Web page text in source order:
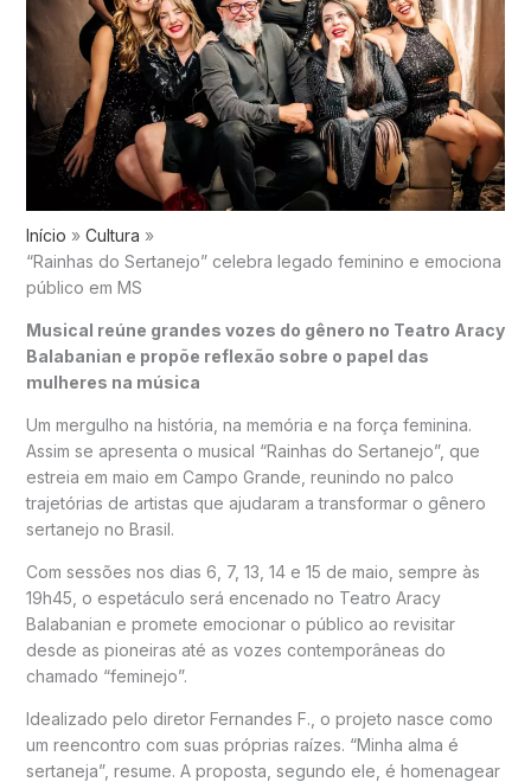
Início
Cultura
“Rainhas do Sertanejo” celebra legado feminino e emociona
público em MS
Musical reúne grandes vozes do gênero no Teatro Aracy
Balabanian e propõe reflexão sobre o papel das
mulheres na música
Um mergulho na história, na memória e na força feminina.
Assim se apresenta o musical “Rainhas do Sertanejo”, que
estreia em maio em Campo Grande , reunindo no palco
trajetórias de artistas que ajudaram a transformar o gênero
sertanejo no Brasil.
Com sessões nos dias 6, 7, 13, 14 e 15 de maio, sempre às
19h45, o espetáculo será encenado no Teatro Aracy
Balabanian e promete emocionar o público ao revisitar
desde as pioneiras até as vozes contemporâneas do
chamado “feminejo”.
Idealizado pelo diretor Fernandes F. , o projeto nasce como
um reencontro com suas próprias raízes. “Minha alma é
sertaneja”, resume. A proposta, segundo ele, é homenagear